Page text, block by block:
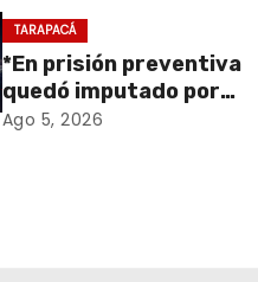
TARAPACÁ
*En prisión preventiva
quedó imputado por
receptación de
Ago 5, 2026